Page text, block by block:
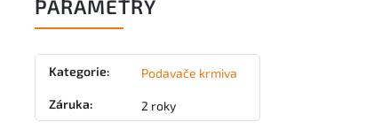
PARAMETRY
Kategorie: Podavače krmiva
Záruka: 2 roky